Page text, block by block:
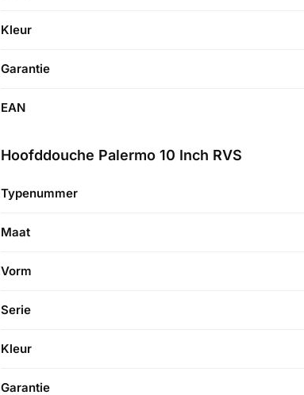
Kleur
Garantie
EAN
Hoofddouche Palermo 10 Inch RVS
Typenummer
Maat
Vorm
Serie
Kleur
Garantie